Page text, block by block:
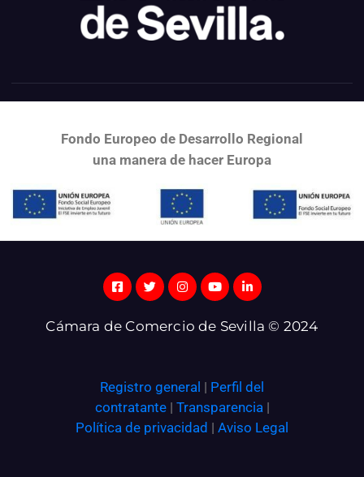
Fondo Europeo de Desarrollo Regional
una manera de hacer Europa
Cámara de Comercio de Sevilla © 2024
Registro general | Perfil del
contratante| Transparencia |
Política de privacidad | Aviso Legal